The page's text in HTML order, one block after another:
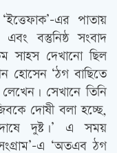
এর পাতায়
বস্তুনিষ্ঠ সংবাদ
সাহস দেখানো ছিল
হোসেন ‘ঠগ বাছিতে
সেখানে তিনি
দোষী বলা হচ্ছে,
দুষ্ট।’ এ সময়
এ ‘অতএব ঠগ